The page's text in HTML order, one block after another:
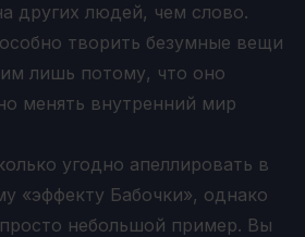
других людей, чем слово.
творить безумные вещи
лишь потому, что оно
менять внутренний мир
угодно апеллировать в
«эффекту Бабочки», однако
небольшой пример. Вы